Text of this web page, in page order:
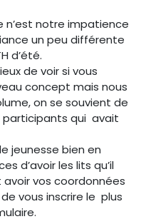
n’est notre impatience
un peu différente
d’été.
de voir si vous
concept mais nous
on se souvient de
participants qui avait
jeunesse bien en
d’avoir les lits qu’il
vos coordonnées
vous inscrire le plus